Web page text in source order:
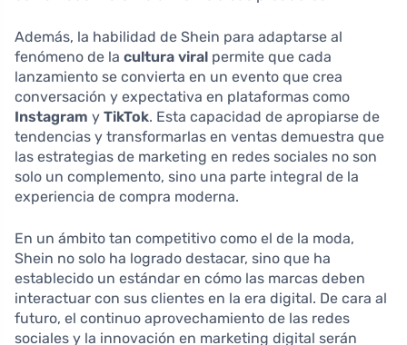
Además, la habilidad de Shein para adaptarse al
fenómeno de la cultura viral permite que cada
lanzamiento se convierta en un evento que crea
conversación y expectativa en plataformas como
Instagram y TikTok. Esta capacidad de apropiarse de
tendencias y transformarlas en ventas demuestra que
las estrategias de marketing en redes sociales no son
solo un complemento, sino una parte integral de la
experiencia de compra moderna.
En un ámbito tan competitivo como el de la moda,
Shein no solo ha logrado destacar, sino que ha
establecido un estándar en cómo las marcas deben
interactuar con sus clientes en la era digital. De cara al
futuro, el continuo aprovechamiento de las redes
sociales y la innovación en marketing digital serán